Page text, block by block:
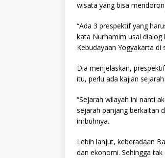
wisata yang bisa
“Ada 3 prespektif yang
kata Nurhamim usai dialog
Kebudayaan Yogyakarta
Dia menjelaskan,
itu, perlu ada kajian
“Sejarah wilayah ini nanti
sejarah panjang berkaitan
imbuhnya.
Lebih lanjut, keberadaan
dan ekonomi. Sehingga